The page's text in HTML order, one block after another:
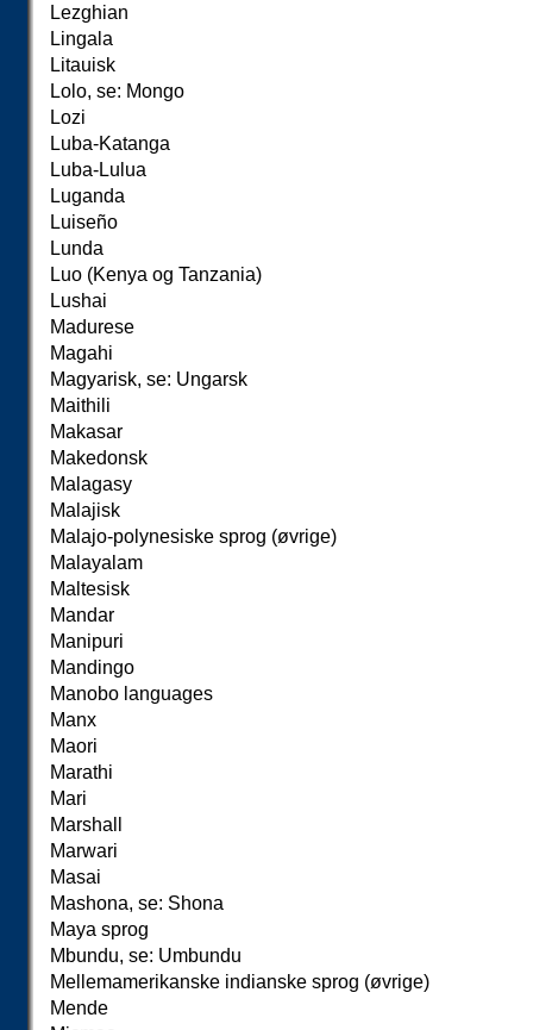
Lezghian
Lingala
Litauisk
Lolo, se: Mongo
Lozi
Luba-Katanga
Luba-Lulua
Luganda
Luiseño
Lunda
Luo (Kenya og Tanzania)
Lushai
Madurese
Magahi
Magyarisk, se: Ungarsk
Maithili
Makasar
Makedonsk
Malagasy
Malajisk
Malajo-polynesiske sprog (øvrige)
Malayalam
Maltesisk
Mandar
Manipuri
Mandingo
Manobo languages
Manx
Maori
Marathi
Mari
Marshall
Marwari
Masai
Mashona, se: Shona
Maya sprog
Mbundu, se: Umbundu
Mellemamerikanske indianske sprog (øvrige)
Mende